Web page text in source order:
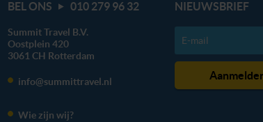
BEL ONS 010 279 96 32
Summit Travel B.V.
Oostplein 420
3061 CH Rotterdam
info@summittravel.nl
Wie zijn wij?
NIEUWSBRIEF